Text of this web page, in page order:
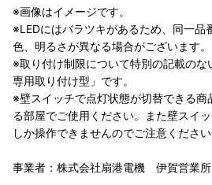
※画像はイメージです。
※LEDにはバラツキがあるため、同一品
色、明るさが異なる場合がございます。
※取り付け制限について特別の記載の
専用取り付け型」です。
※壁スイッチで点灯状態が切替できる商
る部屋でご使用ください。また壁スイ
しか操作できませんのでご注意ください
事業者：株式会社扇港電機 伊賀営業所